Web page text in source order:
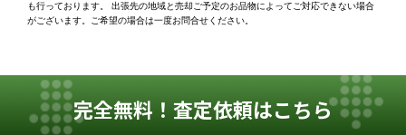
も行っております。 出張先の地域と売却ご予定のお品物によってご対応できない場合
がございます。ご希望の場合は一度お問合せください。
完全無料！査定依頼はこちら